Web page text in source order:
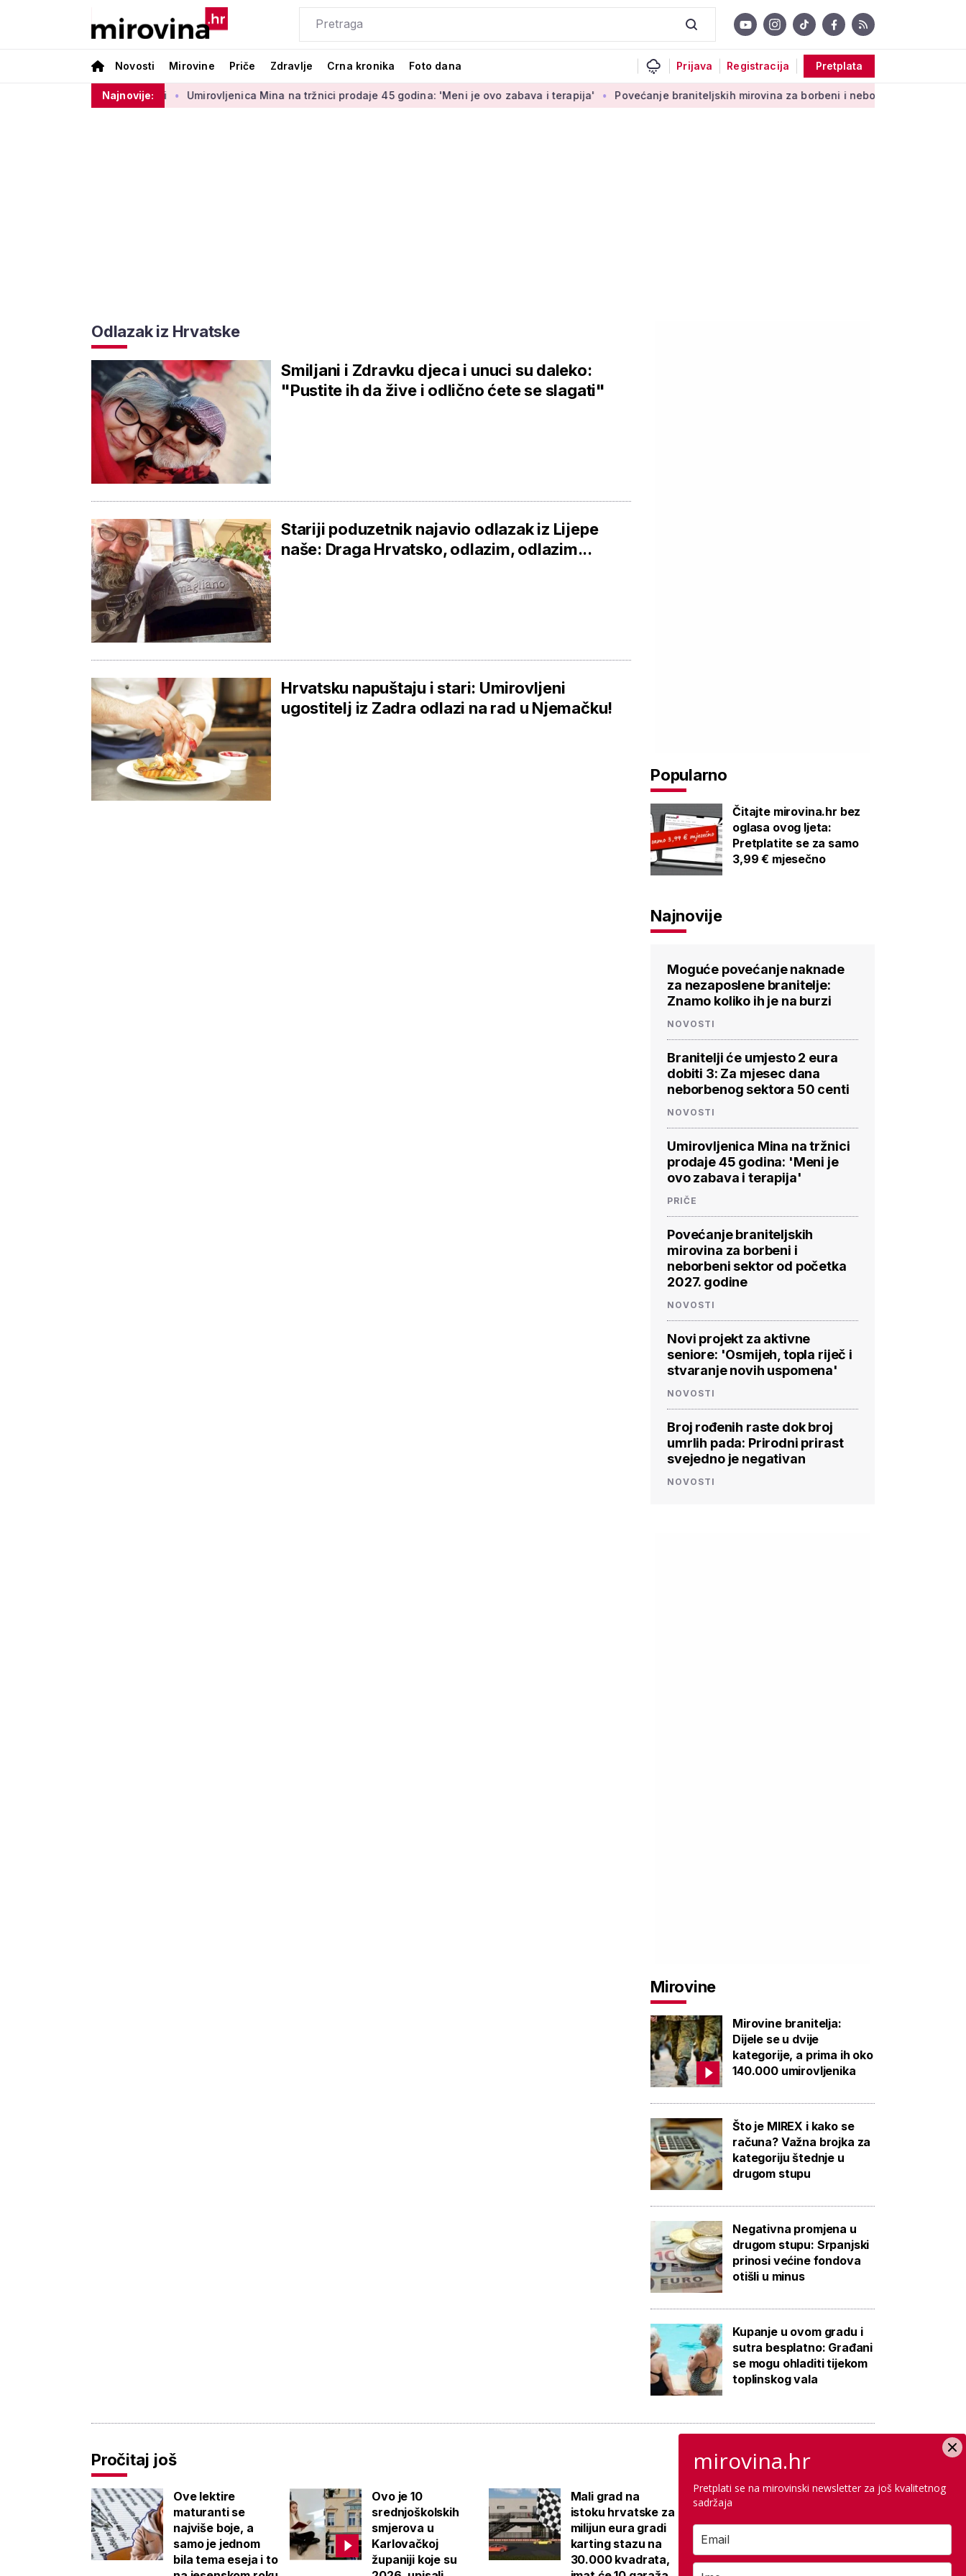
Novosti Mirovine Priče Zdravlje Crna kronika Foto dana Prijava Registracija Pretplata
Najnovije:
sektora 50 centi Umirovljenica Mina na tržnici prodaje 45 godina: 'Meni je ovo zabava i terapija' Povećanje braniteljskih mirovina za borbeni i neborbeni sektor od početka
Odlazak iz Hrvatske
Smiljani i Zdravku djeca i unuci su daleko:
"Pustite ih da žive i odlično ćete se slagati"
Stariji poduzetnik najavio odlazak iz Lijepe
naše: Draga Hrvatsko, odlazim, odlazim...
Hrvatsku napuštaju i stari: Umirovljeni
ugostitelj iz Zadra odlazi na rad u Njemačku!
Popularno
Čitajte mirovina.hr bez
oglasa ovog ljeta:
Pretplatite se za samo
3,99 € mjesečno
Najnovije
Moguće povećanje naknade
za nezaposlene branitelje:
Znamo koliko ih je na burzi
NOVOSTI
Branitelji će umjesto 2 eura
dobiti 3: Za mjesec dana
neborbenog sektora 50 centi
NOVOSTI
Umirovljenica Mina na tržnici
prodaje 45 godina: 'Meni je
ovo zabava i terapija'
PRIČE
Povećanje braniteljskih
mirovina za borbeni i
neborbeni sektor od početka
2027. godine
NOVOSTI
Novi projekt za aktivne
seniore: 'Osmijeh, topla riječ i
stvaranje novih uspomena'
NOVOSTI
Broj rođenih raste dok broj
umrlih pada: Prirodni prirast
svejedno je negativan
NOVOSTI
Mirovine
Mirovine branitelja:
Dijele se u dvije
kategorije, a prima ih oko
140.000 umirovljenika
Što je MIREX i kako se
računa? Važna brojka za
kategoriju štednje u
drugom stupu
Negativna promjena u
drugom stupu: Srpanjski
prinosi većine fondova
otišli u minus
Kupanje u ovom gradu i
sutra besplatno: Građani
se mogu ohladiti tijekom
toplinskog vala
Pročitaj još
Ove lektire
maturanti se
najviše boje, a
samo je jednom
bila tema eseja i to
Ovo je 10
srednjoškolskih
smjerova u
Karlovačkoj
županiji koje su
Mali grad na
istoku hrvatske za
milijun eura gradi
karting stazu na
30.000 kvadrata,
Galerija: Sanacija
bazena iz 1972.,
antikorozivna
mirovina.hr
Pretplati se na mirovinski newsletter za još kvalitetnog
sadržaja